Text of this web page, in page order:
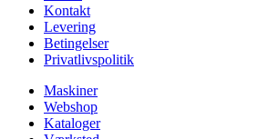
Kontakt
Levering
Betingelser
Privatlivspolitik
Maskiner
Webshop
Kataloger